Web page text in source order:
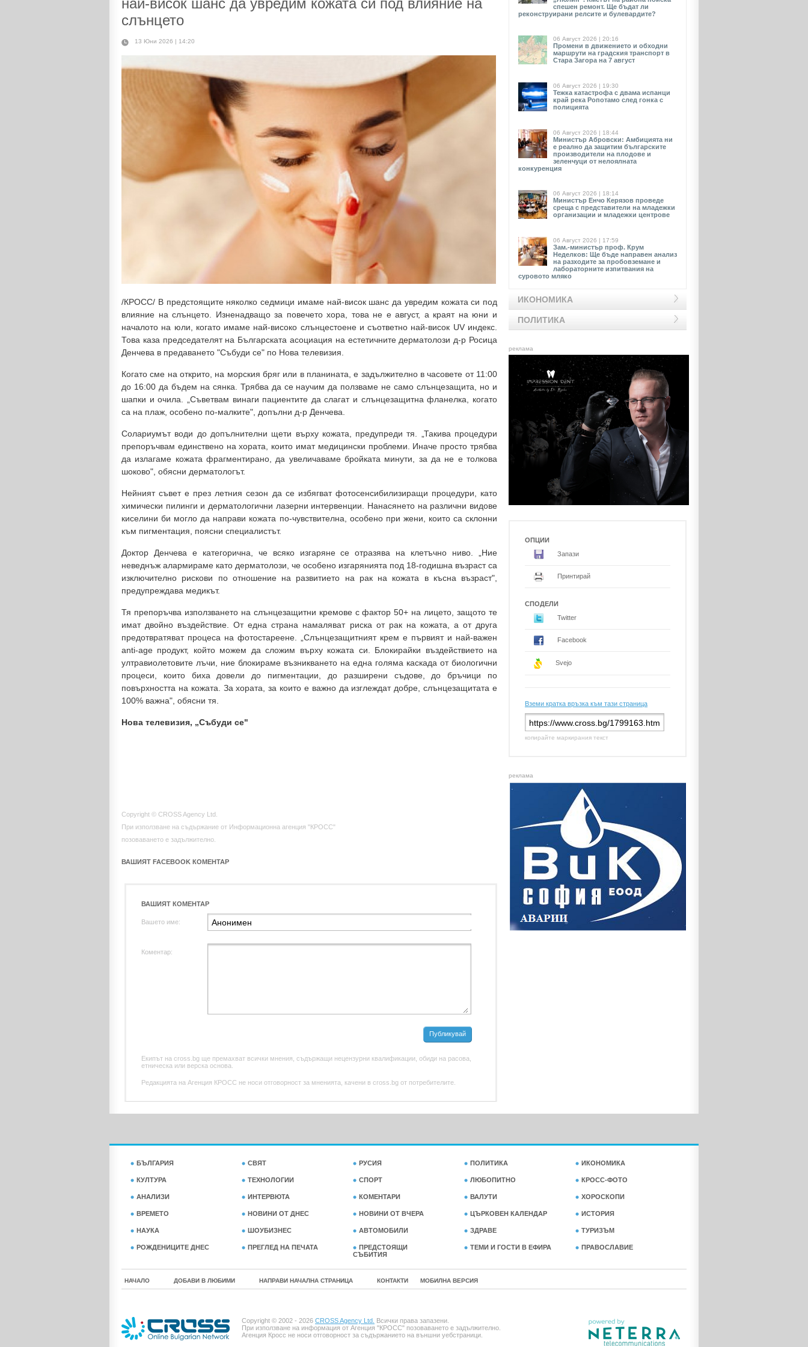
най-висок шанс да увредим кожата си под влияние на
слънцето
13 Юни 2026 | 14:20
/КРОСС/ В предстоящите няколко седмици имаме най-висок шанс да увредим кожата си под
влияние на слънцето. Изненадващо за повечето хора, това не е август, а краят на юни и
началото на юли, когато имаме най-високо слънцестоене и съответно най-висок UV индекс.
Това каза председателят на Българската асоциация на естетичните дерматолози д-р Росица
Денчева в предаването "Събуди се" по Нова телевизия.
Когато сме на открито, на морския бряг или в планината, е задължително в часовете от 11:00
до 16:00 да бъдем на сянка. Трябва да се научим да ползваме не само слънцезащита, но и
шапки и очила. „Съветвам винаги пациентите да слагат и слънцезащитна фланелка, когато
са на плаж, особено по-малките", допълни д-р Денчева.
Солариумът води до допълнителни щети върху кожата, предупреди тя. „Такива процедури
препоръчвам единствено на хората, които имат медицински проблеми. Иначе просто трябва
да излагаме кожата фрагментирано, да увеличаваме бройката минути, за да не е толкова
шоково", обясни дерматологът.
Нейният съвет е през летния сезон да се избягват фотосенсибилизиращи процедури, като
химически пилинги и дерматологични лазерни интервенции. Нанасянето на различни видове
киселини би могло да направи кожата по-чувствителна, особено при жени, които са склонни
към пигментация, поясни специалистът.
Доктор Денчева е категорична, че всяко изгаряне се отразява на клетъчно ниво. „Ние
неведнъж алармираме като дерматолози, че особено изгарянията под 18-годишна възраст са
изключително рискови по отношение на развитието на рак на кожата в късна възраст",
предупреждава медикът.
Тя препоръчва използването на слънцезащитни кремове с фактор 50+ на лицето, защото те
имат двойно въздействие. От една страна намаляват риска от рак на кожата, а от друга
предотвратяват процеса на фотостареене. „Слънцезащитният крем е първият и най-важен
anti-age продукт, който можем да сложим върху кожата си. Блокирайки въздействието на
ултравиолетовите лъчи, ние блокираме възникването на една голяма каскада от биологични
процеси, които биха довели до пигментации, до разширени съдове, до бръчици по
повърхността на кожата. За хората, за които е важно да изглеждат добре, слънцезащитата е
100% важна", обясни тя.
Нова телевизия, „Събуди се"
Copyright © CROSS Agency Ltd.
При използване на съдържание от Информационна агенция "КРОСС"
позоваването е задължително.
ВАШИЯТ FACEBOOK КОМЕНТАР
ВАШИЯТ КОМЕНТАР
Вашето име:
Коментар:
Публикувай
Екипът на cross.bg ще премахват всички мнения, съдържащи нецензурни квалификации, обиди на расова,
етническа или верска основа.
Редакцията на Агенция КРОСС не носи отговорност за мненията, качени в cross.bg от потребителите.
спешен ремонт. Ще бъдат ли
реконструирани релсите и булевардите?
06 Август 2026 | 20:16
Промени в движението и обходни
маршрути на градския транспорт в
Стара Загора на 7 август
06 Август 2026 | 19:30
Тежка катастрофа с двама испанци
край река Ропотамо след гонка с
полицията
06 Август 2026 | 18:44
Министър Абровски: Амбицията ни
е реално да защитим българските
производители на плодове и
зеленчуци от нелоялната
конкуренция
06 Август 2026 | 18:14
Министър Енчо Керязов проведе
среща с представители на младежки
организации и младежки центрове
06 Август 2026 | 17:59
Зам.-министър проф. Крум
Неделков: Ще бъде направен анализ
на разходите за пробовземане и
лабораторните изпитвания на
суровото мляко
ИКОНОМИКА
ПОЛИТИКА
реклама
ОПЦИИ
Запази
Принтирай
СПОДЕЛИ
Twitter
Facebook
Svejo
Вземи кратка връзка към тази страница
копирайте маркирания текст
реклама
БЪЛГАРИЯ СВЯТ РУСИЯ ПОЛИТИКА ИКОНОМИКА
КУЛТУРА ТЕХНОЛОГИИ СПОРТ ЛЮБОПИТНО КРОСС-ФОТО
АНАЛИЗИ ИНТЕРВЮТА КОМЕНТАРИ ВАЛУТИ ХОРОСКОПИ
ВРЕМЕТО НОВИНИ ОТ ДНЕС НОВИНИ ОТ ВЧЕРА ЦЪРКОВЕН КАЛЕНДАР ИСТОРИЯ
НАУКА ШОУБИЗНЕС АВТОМОБИЛИ ЗДРАВЕ ТУРИЗЪМ
РОЖДЕНИЦИТЕ ДНЕС ПРЕГЛЕД НА ПЕЧАТА
ПРЕДСТОЯЩИ
СЪБИТИЯ
ТЕМИ И ГОСТИ В ЕФИРА ПРАВОСЛАВИЕ
НАЧАЛО ДОБАВИ В ЛЮБИМИ НАПРАВИ НАЧАЛНА СТРАНИЦА КОНТАКТИ МОБИЛНА ВЕРСИЯ
Copyright © 2002 - 2026 CROSS Agency Ltd. Всички права запазени.
При използване на информация от Агенция "КРОСС" позоваването е задължително.
Агенция Кросс не носи отговорност за съдържанието на външни уебстраници.